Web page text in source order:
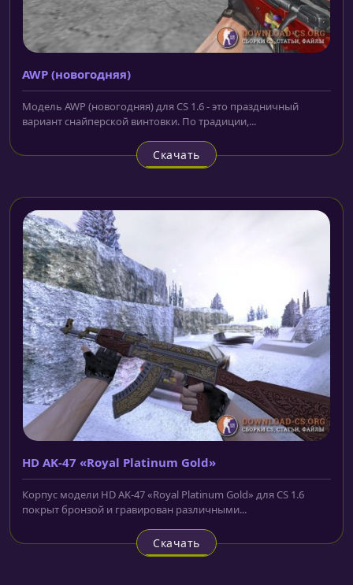
AWP (новогодняя)
Модель AWP (новогодняя) для CS 1.6 - это праздничный
вариант снайперской винтовки. По традиции,...
Скачать
HD AK-47 «Royal Platinum Gold»
Корпус модели HD AK-47 «Royal Platinum Gold» для CS 1.6
покрыт бронзой и гравирован различными...
Скачать